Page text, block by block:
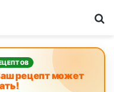
рецепт может